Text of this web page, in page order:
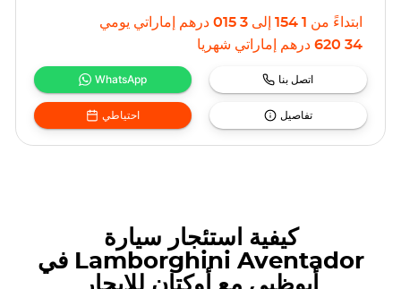
ابتداءً من 1 154 إلى 3 015 درهم إماراتي يومي
34 620
درهم إماراتي شهريا
WhatsApp اتصل بنا
احتياطي تفاصيل
كيفية استئجار سيارة
Lamborghini Aventador في